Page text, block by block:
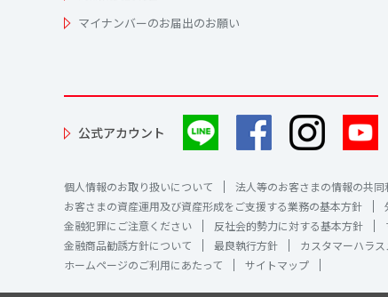
マイナンバーのお届出のお願い
公式アカウント
個人情報のお取り扱いについて 法人等のお客さまの情報の共同
お客さまの資産運用及び資産形成をご支援する業務の基本方針
金融犯罪にご注意ください
反社会的勢力に対する基本方針
金融商品勧誘方針について
最良執行方針 カスタマーハラ
ホームページのご利用にあたって
サイトマップ